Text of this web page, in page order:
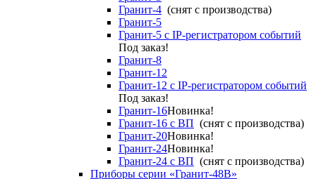
Гранит-4 (снят с производства)
Гранит-5
Гранит-5 с IP-регистратором событий
Под заказ!
Гранит-8
Гранит-12
Гранит-12 с IP-регистратором событий
Под заказ!
Гранит-16Новинка!
Гранит-16 с ВП (снят с производства)
Гранит-20Новинка!
Гранит-24Новинка!
Гранит-24 с ВП (снят с производства)
Приборы серии «Гранит-48В»